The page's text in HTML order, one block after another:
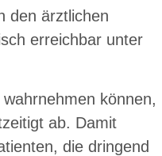
den ärztlichen
erreichbar unter
können,
ab. Damit
die dringend